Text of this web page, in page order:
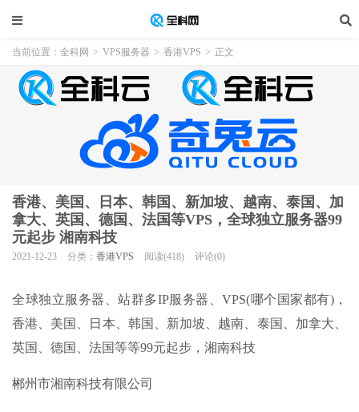
当前位置： 全科网 > VPS服务器 > 香港VPS > 正文
香港、美国、日本、韩国、新加坡、越南、泰国、加
拿大、英国、德国、法国等VPS，全球独立服务器99
元起步 湘南科技
2021-12-23 分类： 香港VPS 阅读(418) 评论(0)
全球独立服务器、站群多IP服务器、VPS(哪个国家都有)，
香港、美国、日本、韩国、新加坡、越南、泰国、加拿大、
英国、德国、法国等等99元起步，湘南科技
郴州市湘南科技有限公司